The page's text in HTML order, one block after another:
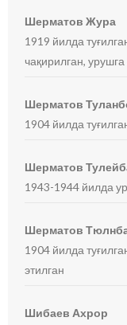
Шерматов Жура
1919 йилда
чақирилган,
Шерматов
1904 йилда
Шерматов
1943-1944 йилда
Шерматов
1904 йилда
этилган
Шибаев Ахрор